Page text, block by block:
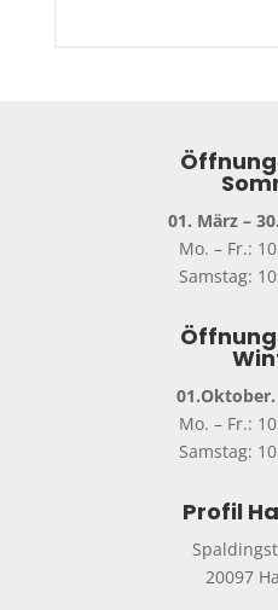
01. März –
Mo. – Fr.:
Samstag:
Mo. – Fr.:
Samstag:
Profil
20097